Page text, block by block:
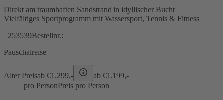
Direkt am traumhaften Sandstrand in idyllischer Bucht
Vielfältiges Sportprogramm mit Wassersport, Tennis & Fitness
253539Bestellnr.:
Pauschalreise
Alter Preisab €1.299,- ab €1.199,-
pro PersonPreis pro Person